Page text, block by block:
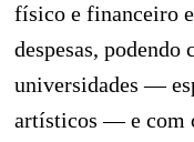
físico e financeiro
despesas,
universidades —
artísticos — e com